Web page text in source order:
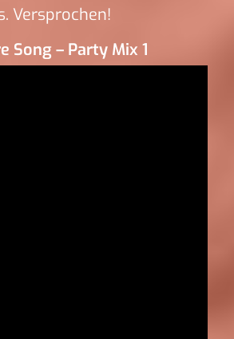
Versprochen!
Song – Party Mix 1